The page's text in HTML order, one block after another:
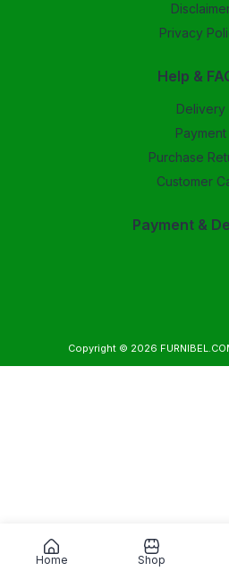
Privacy
Help &
Delivery
Payment
Purchase
Customer
Payment &
Copyright © 2026
Home Shop